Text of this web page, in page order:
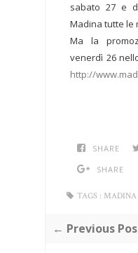
sabato 27 e
Madina tutte le
Ma la
venerdì 26
http://
SHARE
SHARE
TAGS : MADINA
← Previous